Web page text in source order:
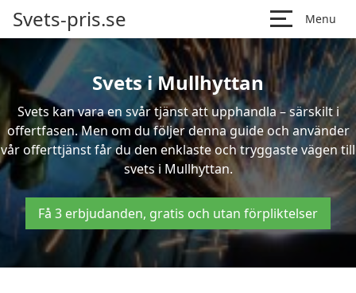
Svets-pris.se Menu
Svets i Mullhyttan
Svets kan vara en svår tjänst att upphandla – särskilt i
offertfasen. Men om du följer denna guide och använder
vår offerttjänst får du den enklaste och tryggaste vägen till
svets i Mullhyttan.
Få 3 erbjudanden, gratis och utan förpliktelser